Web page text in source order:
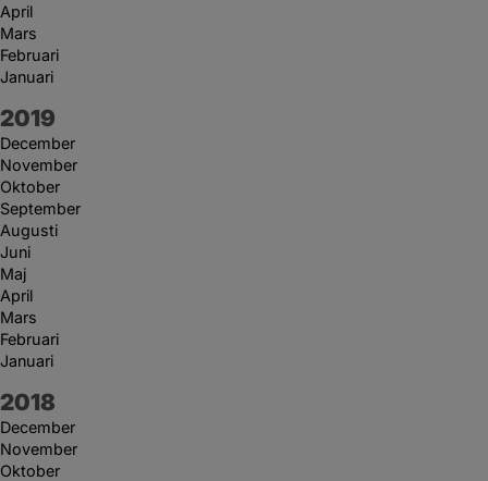
April
Mars
Februari
Januari
År:
2019
December
November
Oktober
September
Augusti
Juni
Maj
April
Mars
Februari
Januari
År:
2018
December
November
Oktober